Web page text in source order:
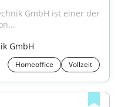
GmbH ist einer der
GmbH
Homeoffice Vollzeit